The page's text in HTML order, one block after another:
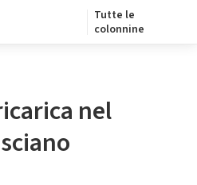
Tutte le
colonnine
nel